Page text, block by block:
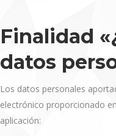
Finalidad
datos
Los datos personales
electrónico proporcionado
aplicación: